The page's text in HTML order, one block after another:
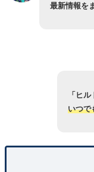
最新情報を
「ヒ
いつで